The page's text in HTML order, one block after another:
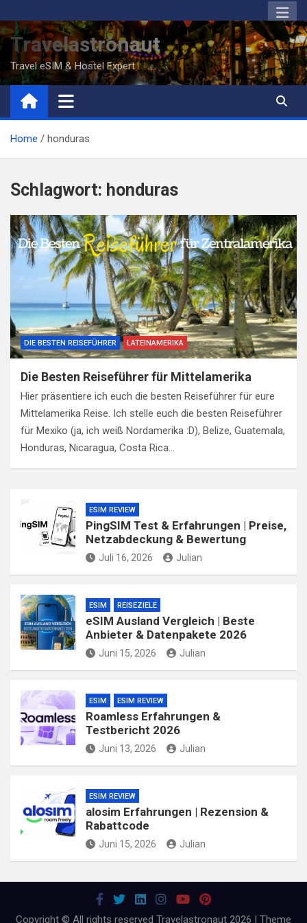
to
content
Travelastronaut
Travel eSIM & Hostel Expert
Home honduras
Schlagwort: honduras
DIE BESTEN REISEFÜHRER LATEINAMERIKA
Die Besten Reiseführer für Mittelamerika
Hier präsentiere ich euch die besten Reiseführer für eure
Mittelamerika Reise. Ich stelle euch die besten Reiseführer
für Mexiko (ja, ich weiß Nordamerika :D), Belize, Guatemala,
Honduras, Nicaragua, Costa Rica…
ESIM REVIEW
PingSIM Test & Erfahrungen | Preise,
Netzabdeckung & Bewertung
Juli 16, 2026 Julian
ESIM REISEZIELE
eSIM Ausland Vergleich | Beste
Anbieter & Datenpakete 2026
Juni 15, 2026 Julian
ESIM ESIM REVIEW
Roamless Erfahrungen &
Testbericht 2026
Juni 13, 2026 Julian
ESIM REVIEW
alosim Erfahrungen | Rezension &
Rabattcode
Juni 15, 2026 Julian
Copyright © All rights reserved Travelastronaut 2026 | Theme